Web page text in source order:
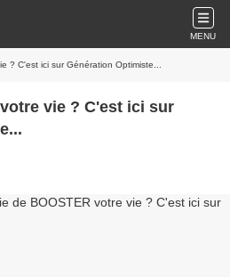
MENU
? C'est ici sur Génération Optimiste...
vie ? C'est ici sur